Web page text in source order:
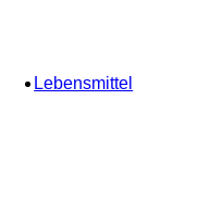
Lebensmittel